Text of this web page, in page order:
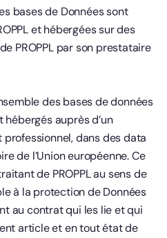
bases de Données sont
et hébergées sur des
PROPPL par son prestataire
des bases de données
auprès d’un
dans des data
de l’Union européenne. Ce
de PROPPL au sens de
à la protection de Données
au contrat qui les lie et qui
article et en tout état de